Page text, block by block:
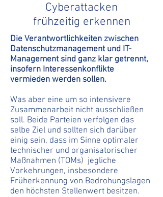
Cyberattacken
frühzeitig erkennen
Die Verantwortlichkeiten zwischen
Datenschutzmanagement und IT-
Management sind ganz klar getrennt,
insofern Interessenkonflikte
vermieden werden sollen.
Was aber eine um so intensivere
Zusammenarbeit nicht ausschließen
soll. Beide Parteien verfolgen das
selbe Ziel und sollten sich darüber
einig sein, dass im Sinne optimaler
technischer und organisatorischer
Maßnahmen (TOMs) jegliche
Vorkehrungen, insbesondere
Früherkennung von Bedrohungslagen
den höchsten Stellenwert besitzen.